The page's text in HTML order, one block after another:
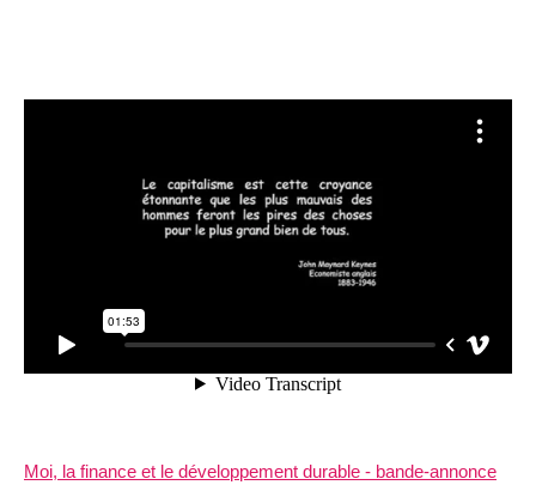
Moi, la finance et le développement durable - bande-annonce